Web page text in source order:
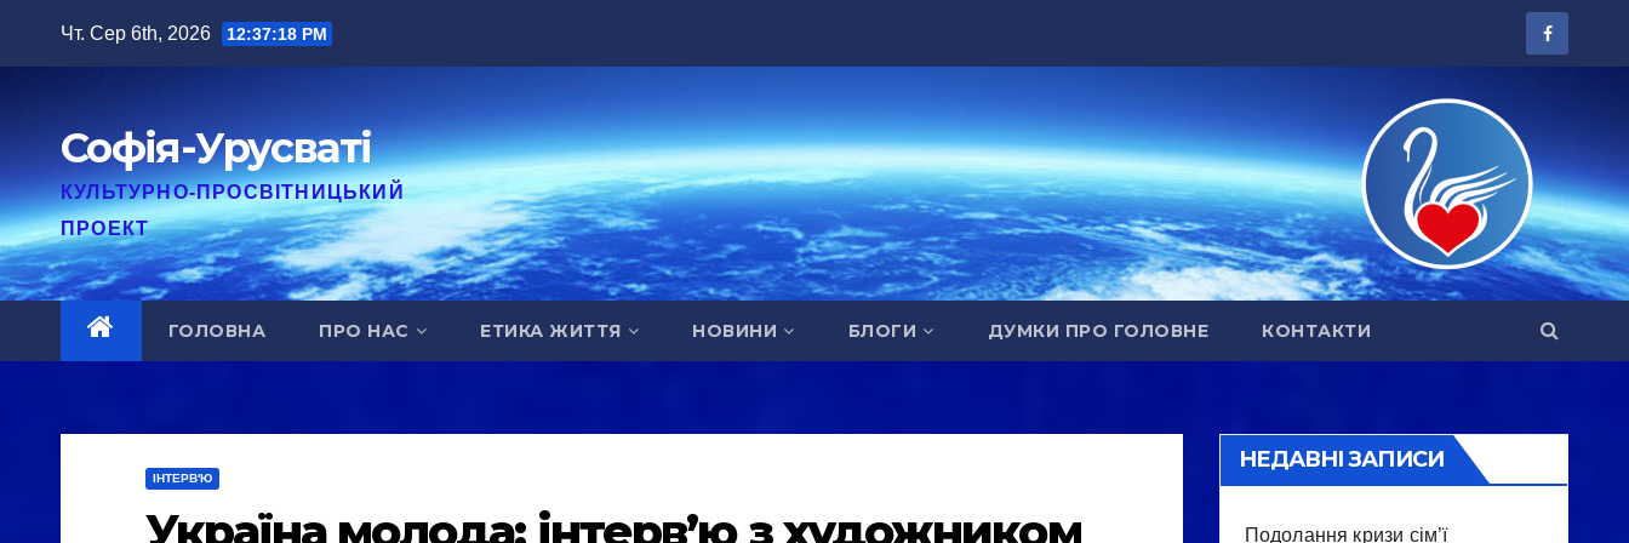
Чт. Сер 6th, 2026 12:37:19 PM
Софія-Урусваті
КУЛЬТУРНО-ПРОСВІТНИЦЬКИЙ
ПРОЕКТ
ГОЛОВНА ПРО НАС ЕТИКА ЖИТТЯ НОВИНИ БЛОГИ ДУМКИ ПРО ГОЛОВНЕ КОНТАКТИ
ІНТЕРВ'Ю
Україна молода: інтерв’ю з художником
НЕДАВНІ ЗАПИСИ
Подолання кризи сім’ї